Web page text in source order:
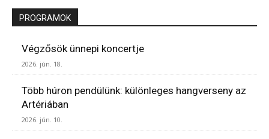
PROGRAMOK
Végzősök ünnepi koncertje
2026. jún. 18.
Több húron pendülünk: különleges hangverseny az
Artériában
2026. jún. 10.